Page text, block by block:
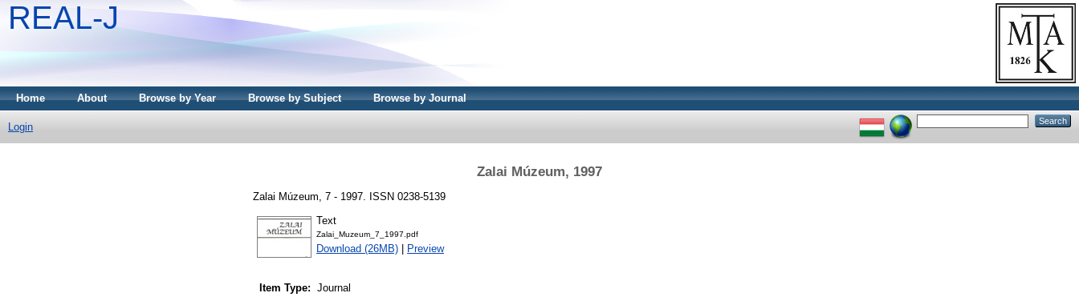
REAL-J
Home About Browse by Year Browse by Subject Browse by Journal
Login
Zalai Múzeum, 1997
Zalai Múzeum, 7 - 1997. ISSN 0238-5139
Text
Zalai_Muzeum_7_1997.pdf
Download (26MB) Preview
Item Type: Journal